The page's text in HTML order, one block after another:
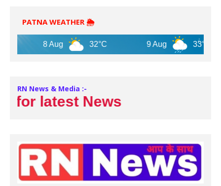
PATNA WEATHER 🌦️
8 Aug 32°C 9 Aug 33°C
RN News & Media :-
latest News